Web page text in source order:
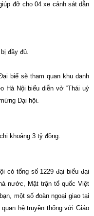
đỡ cho 04 xe cảnh sát dẫn
đầy đủ.
biể sẽ tham quan khu danh
Hà Nội biểu diễn vở “Thái uý
Đại hội.
khoảng 3 tỷ đồng.
có tổng số 1229 đại biểu đại
nước, Mặt trận tổ quốc Việt
một số đoàn ngoại giao tại
hệ truyền thống với Giáo